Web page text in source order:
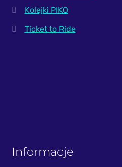
Kolejki PIKO
Ticket to Ride
Informacje